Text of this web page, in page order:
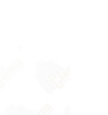
nella zona Sar